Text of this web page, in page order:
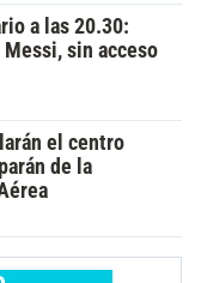
a las 20.30:
sin acceso
el centro
de la